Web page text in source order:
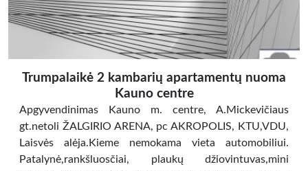
Trumpalaikė 2 kambarių apartamentų nuoma
Kauno centre
Apgyvendinimas Kauno m. centre, A.Mickevičiaus
gt.netoli ŽALGIRIO ARENA, pc AKROPOLIS, KTU,VDU,
Laisvės alėja.Kieme nemokama vieta automobiliui.
Patalynė,rankšluosčiai, plaukų džiovintuvas,mini